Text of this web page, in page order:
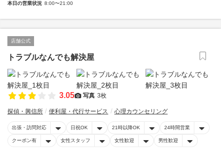
本日の営業状況 8:00〜21:00
店舗公式
トラブルなんでも解決屋
3.05 写真 3枚
探偵・興信所 便利屋・代行サービス 心理カウンセリング
出張・訪問対応 日祝OK 21時以降OK 24時間営業
クーポン有 女性スタッフ 女性歓迎 男性歓迎